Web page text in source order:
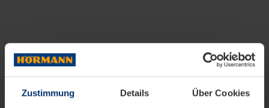
Zustimmung Details Über Cookies